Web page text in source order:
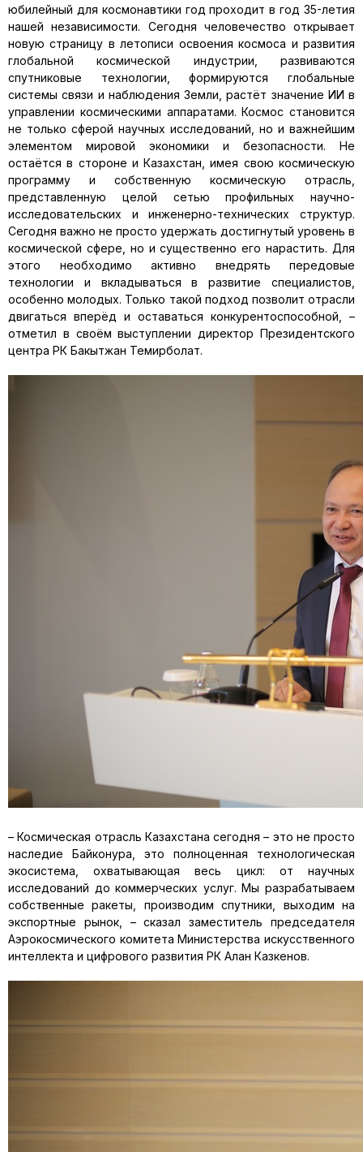
юбилейный для космонавтики год проходит в год 35-летия
нашей независимости. Сегодня человечество открывает
новую страницу в летописи освоения космоса и развития
глобальной космической индустрии, развиваются
спутниковые технологии, формируются глобальные
системы связи и наблюдения Земли, растёт значение ИИ в
управлении космическими аппаратами. Космос становится
не только сферой научных исследований, но и важнейшим
элементом мировой экономики и безопасности. Не
остаётся в стороне и Казахстан, имея свою космическую
программу и собственную космическую отрасль,
представленную целой сетью профильных научно-
исследовательских и инженерно-технических структур.
Сегодня важно не просто удержать достигнутый уровень в
космической сфере, но и существенно его нарастить. Для
этого необходимо активно внедрять передовые
технологии и вкладываться в развитие специалистов,
особенно молодых. Только такой подход позволит отрасли
двигаться вперёд и оставаться конкурентоспособной, –
отметил в своём выступлении директор Президентского
центра РК Бакытжан Темирболат.
– Космическая отрасль Казахстана сегодня – это не просто
наследие Байконура, это полноценная технологическая
экосистема, охватывающая весь цикл: от научных
исследований до коммерческих услуг. Мы разрабатываем
собственные ракеты, производим спутники, выходим на
экспортные рынок, – сказал заместитель председателя
Аэрокосмического комитета Министерства искусственного
интеллекта и цифрового развития РК Алан Казкенов.